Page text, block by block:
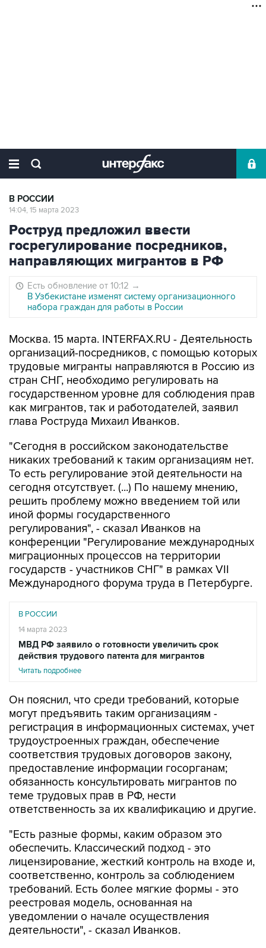
В РОССИИ
14:04, 15 марта 2023
Роструд предложил ввести
госрегулирование посредников,
направляющих мигрантов в РФ
Есть обновление от 10:12 →
В Узбекистане изменят систему организационного
набора граждан для работы в России
Москва. 15 марта. INTERFAX.RU - Деятельность
организаций-посредников, с помощью которых
трудовые мигранты направляются в Россию из
стран СНГ, необходимо регулировать на
государственном уровне для соблюдения прав
как мигрантов, так и работодателей, заявил
глава Роструда Михаил Иванков.
"Сегодня в российском законодательстве
никаких требований к таким организациям нет.
То есть регулирование этой деятельности на
сегодня отсутствует. (...) По нашему мнению,
решить проблему можно введением той или
иной формы государственного
регулирования", - сказал Иванков на
конференции "Регулирование международных
миграционных процессов на территории
государств - участников СНГ" в рамках VII
Международного форума труда в Петербурге.
В РОССИИ
14 марта 2023
МВД РФ заявило о готовности увеличить срок
действия трудового патента для мигрантов
Читать подробнее
Он пояснил, что среди требований, которые
могут предъявить таким организациям -
регистрация в информационных системах, учет
трудоустроенных граждан, обеспечение
соответствия трудовых договоров закону,
предоставление информации госорганам;
обязанность консультировать мигрантов по
теме трудовых прав в РФ, нести
ответственность за их квалификацию и другие.
"Есть разные формы, каким образом это
обеспечить. Классический подход - это
лицензирование, жесткий контроль на входе и,
соответственно, контроль за соблюдением
требований. Есть более мягкие формы - это
реестровая модель, основанная на
уведомлении о начале осуществления
деятельности", - сказал Иванков.